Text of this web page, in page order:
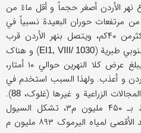
نهر الأردن أصغر حجماً و أقل ماءً من
من مرتفعات حوران البعیدة نسبیاً في
سوریا لایجري في وادي الأردن أکثرمن ۴۰کم، ویتصل بنهر الأردن قرب
EI1, VIII/ 1030) و هناک
یصبح حجمه بحجم نهر الأردن فیبلغ عرض کلا النهرین حوالي ۱۰ أمتار،
و أعذب. ولهذا السبب استخدم في
الزراعیة و غیرها (غلوک، 88
).
قُدر ماء هذا النهر بشکل متوسط بـ ۴۵۰ ملیون م۳، تشکل السیول
الفصلیة أغلبه. وفي ۱۹۲۹م کان الحد الأقصی لمیاه الیرموک ۸۹۳ ملیون م